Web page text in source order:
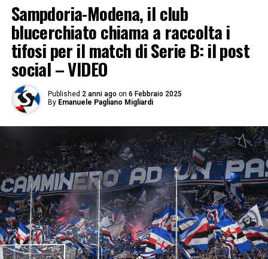
Sampdoria-Modena, il club
blucerchiato chiama a raccolta i
tifosi per il match di Serie B: il post
social – VIDEO
Published 2 anni ago on 6 Febbraio 2025
By Emanuele Pagliano Migliardi